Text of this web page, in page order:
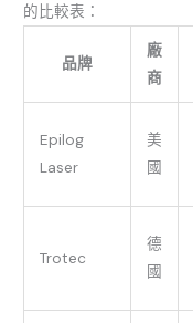
的比較表：
品牌
廠
商
Epilog
Laser
美
國
Trotec
德
國